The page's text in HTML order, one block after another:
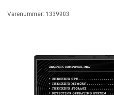
Varenummer: 1339903